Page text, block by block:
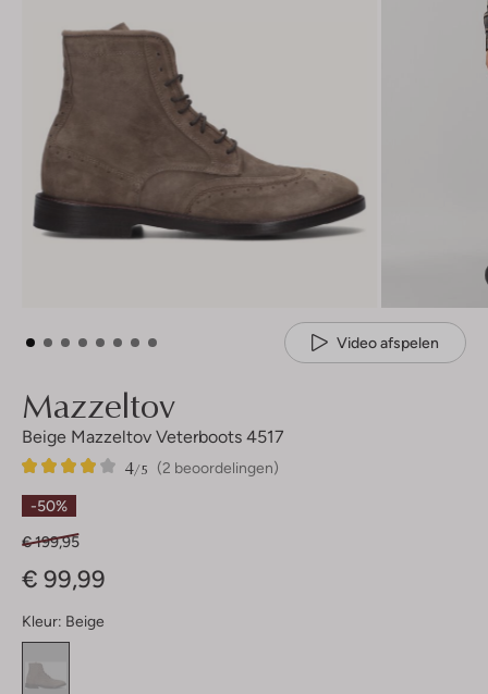
Video afspelen
Mazzeltov
Beige Mazzeltov Veterboots 4517
(2 beoordelingen)
4/5
2
4
Sterren
-50%
€ 199,95
€ 99,99
Kleur: Beige